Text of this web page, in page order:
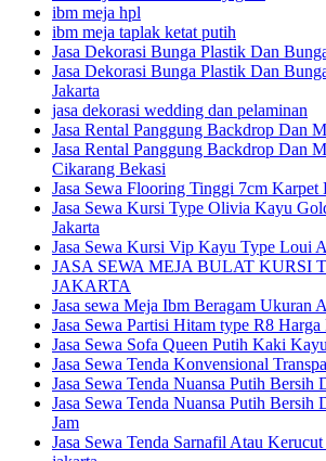
ibm meja hpl
ibm meja taplak ketat putih
Jasa Dekorasi Bunga Plastik Dan
Jasa Dekorasi Bunga Plastik Dan
Jakarta
jasa dekorasi wedding dan pelaminan
Jasa Rental Panggung Backdrop Dan
Jasa Rental Panggung Backdrop Dan
Cikarang Bekasi
Jasa Sewa Flooring Tinggi 7cm Karpet
Jasa Sewa Kursi Type Olivia Kayu
Jakarta
Jasa Sewa Kursi Vip Kayu Type Loui
JASA SEWA MEJA BULAT KURSI
JAKARTA
Jasa sewa Meja Ibm Beragam Ukuran
Jasa Sewa Partisi Hitam type R8 Harga
Jasa Sewa Sofa Queen Putih Kaki
Jasa Sewa Tenda Konvensional
Jasa Sewa Tenda Nuansa Putih Bersih
Jasa Sewa Tenda Nuansa Putih Bersih
Jam
Jasa Sewa Tenda Sarnafil Atau